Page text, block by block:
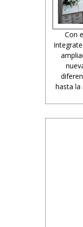
Con
hasta la